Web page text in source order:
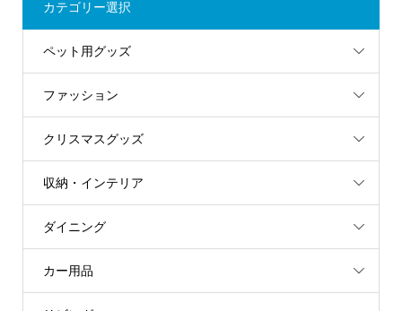
カテゴリー選択
ペット用グッズ
ファッション
クリスマスグッズ
収納・インテリア
ダイニング
カー用品